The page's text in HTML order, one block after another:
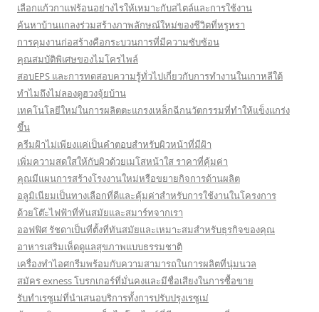
เลือกแก้วกาแฟร้อนอย่างไรให้เหมาะกับสไตล์และการใช้งาน
ค้นหาบ้านแกลงร่วมสร้างภาพลักษณ์ใหม่ของชีวิตที่หรูหรา
การคุมงานก่อสร้างคือกระบวนการที่มีความซับซ้อน
คุณสมบัติพิเศษของไมโครไพล์
สอบEPS และการทดสอบความรู้ทั่วไปเกี่ยวกับการทำงานในเกาหลีใต้
ทำไมถึงไม่ลองดูฮวงจุ้ยบ้าน
เทคโนโลยีใหม่ในการผลิตตะแกรงเหล็กฉีกนวัตกรรมที่ทำให้แข็งแกร่ง
ขึ้น
ครีมฝ้าไม่เพียงแค่เป็นคำตอบสำหรับผิวหน้าที่มีฝ้า
เพิ่มความสดใสให้กับผิวด้วยเมโสหน้าใส ราคาที่คุ้มค่า
คุณมีแผนการสร้างโรงงานใหม่หรือขยายกิจการด้านผลิต
อลูมิเนียมเป็นทางเลือกที่ดีและคุ้มค่าสำหรับการใช้งานในโครงการ
ด้วยโต๊ะไฟฟ้าที่ทันสมัยและสมาร์ทจากเรา
ออฟฟิศ รัชดาเป็นที่ตั้งที่ทันสมัยและเหมาะสมสำหรับธุรกิจของคุณ
อาหารเสริมเห็ดดูแลสุขภาพแบบธรรมชาติ
เครื่องทำไอศกรีมพร้อมกับความสามารถในการผลิตที่นุ่มนวล
สมัคร exness โบรกเกอร์ที่มั่นคงและมีชื่อเสียงในการซื้อขาย
รับทำเรซูเม่ที่นำเสนอบริการทั้งการปรับปรุงเรซูเม่